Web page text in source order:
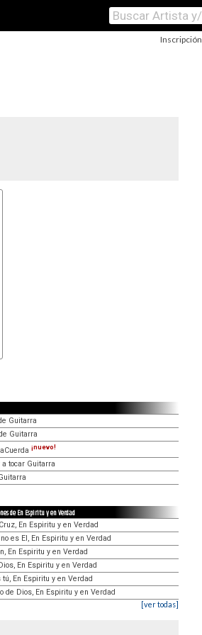
Inscripción
Guitarra
Guitarra
¡nuevo!
tocar Guitarra
de En Espiritu y en Verdad
En Espiritu y en Verdad
es El, En Espiritu y en Verdad
En Espiritu y en Verdad
En Espiritu y en Verdad
tú, En Espiritu y en Verdad
de Dios, En Espiritu y en Verdad
[ver todas]